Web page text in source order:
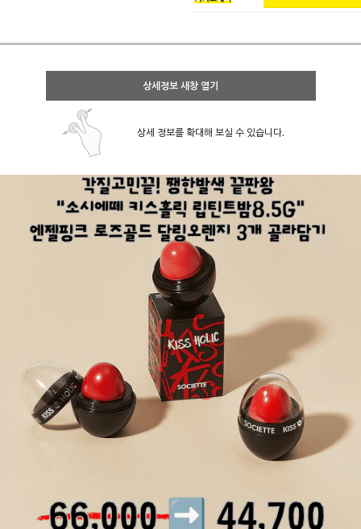
상세정보 새창 열기
상세 정보를 확대해 보실 수 있습니다.